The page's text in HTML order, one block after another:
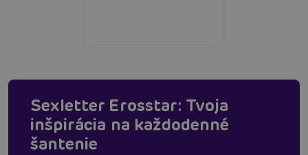
Sexletter Erosstar: Tvoja
inšpirácia na každodenné
šantenie